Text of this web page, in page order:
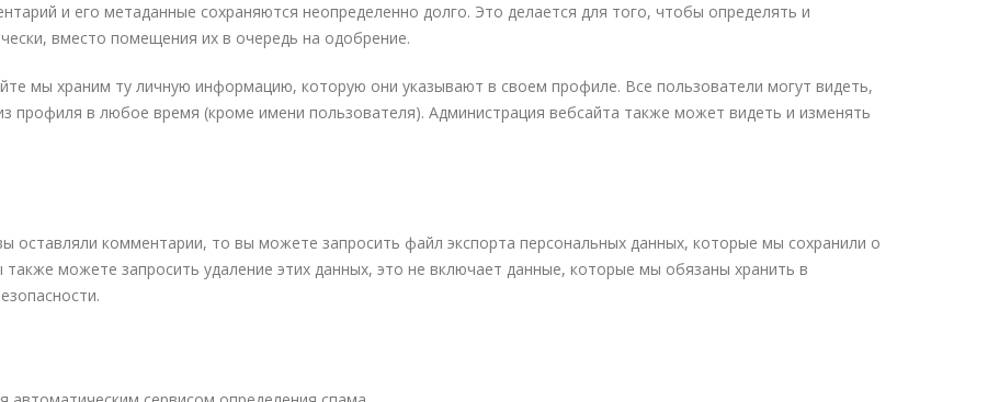
и его метаданные сохраняются неопределенно долго. Это делается для того, чтобы определять и
вместо помещения их в очередь на одобрение.
мы храним ту личную информацию, которую они указывают в своем профиле. Все пользователи могут видеть,
профиля в любое время (кроме имени пользователя). Администрация вебсайта также может видеть и изменять
оставляли комментарии, то вы можете запросить файл экспорта персональных данных, которые мы сохранили о
можете запросить удаление этих данных, это не включает данные, которые мы обязаны хранить в